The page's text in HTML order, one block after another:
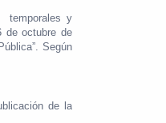
temporales y
de octubre de
Según
de la